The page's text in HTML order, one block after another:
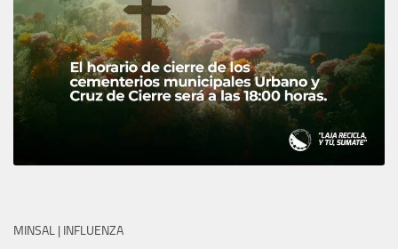
MINSAL | INFLUENZA